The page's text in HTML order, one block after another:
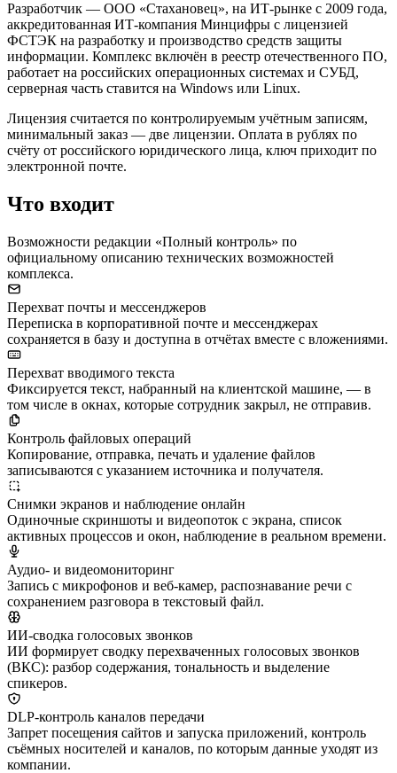
Разработчик — ООО «Стахановец», на ИТ-рынке с 2009 года,
аккредитованная ИТ-компания Минцифры с лицензией
ФСТЭК на разработку и производство средств защиты
информации. Комплекс включён в реестр отечественного ПО,
работает на российских операционных системах и СУБД,
серверная часть ставится на Windows или Linux.
Лицензия считается по контролируемым учётным записям,
минимальный заказ — две лицензии. Оплата в рублях по
счёту от российского юридического лица, ключ приходит по
электронной почте.
Что входит
Возможности редакции «Полный контроль» по
официальному описанию технических возможностей
комплекса.
Перехват почты и мессенджеров
Переписка в корпоративной почте и мессенджерах
сохраняется в базу и доступна в отчётах вместе с вложениями.
Перехват вводимого текста
Фиксируется текст, набранный на клиентской машине, — в
том числе в окнах, которые сотрудник закрыл, не отправив.
Контроль файловых операций
Копирование, отправка, печать и удаление файлов
записываются с указанием источника и получателя.
Снимки экранов и наблюдение онлайн
Одиночные скриншоты и видеопоток с экрана, список
активных процессов и окон, наблюдение в реальном времени.
Аудио- и видеомониторинг
Запись с микрофонов и веб-камер, распознавание речи с
сохранением разговора в текстовый файл.
ИИ-сводка голосовых звонков
ИИ формирует сводку перехваченных голосовых звонков
(ВКС): разбор содержания, тональность и выделение
спикеров.
DLP-контроль каналов передачи
Запрет посещения сайтов и запуска приложений, контроль
съёмных носителей и каналов, по которым данные уходят из
компании.